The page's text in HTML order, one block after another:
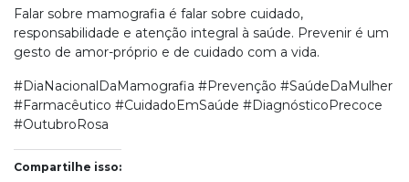
Falar sobre mamografia é falar sobre cuidado,
responsabilidade e atenção integral à saúde. Prevenir é um
gesto de amor-próprio e de cuidado com a vida.
#DiaNacionalDaMamografia #Prevenção #SaúdeDaMulher
#Farmacêutico #CuidadoEmSaúde #DiagnósticoPrecoce
#OutubroRosa
Compartilhe isso: